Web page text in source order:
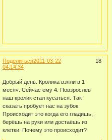
Поделиться 18
2011-03-22
04:14:34
Добрый день. Кролика взяли в 1
месяч. Сейчас ему 4. Повзрослев
наш кролик стал кусаться. Так
сказать пробует нас на зубок.
Происходит это когда его гладишь,
берёшь на руки или достаёшь из
клетки. Почему это происходит?